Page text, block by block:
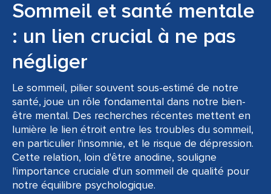
Sommeil et santé mentale
: un lien crucial à ne pas
négliger
Le sommeil, pilier souvent sous-estimé de notre
santé, joue un rôle fondamental dans notre bien-
être mental. Des recherches récentes mettent en
lumière le lien étroit entre les troubles du sommeil,
en particulier l'insomnie, et le risque de dépression.
Cette relation, loin d'être anodine, souligne
l'importance cruciale d'un sommeil de qualité pour
notre équilibre psychologique.